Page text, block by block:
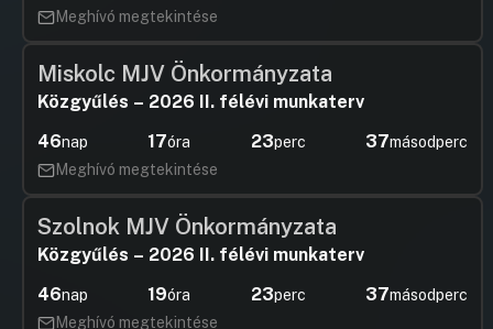
Meghívó megtekintése
Miskolc MJV Önkormányzata
Közgyűlés – 2026 II. félévi munkaterv
46nap 17óra 23perc 37másodperc
Meghívó megtekintése
Szolnok MJV Önkormányzata
Közgyűlés – 2026 II. félévi munkaterv
46nap 19óra 23perc 37másodperc
Meghívó megtekintése